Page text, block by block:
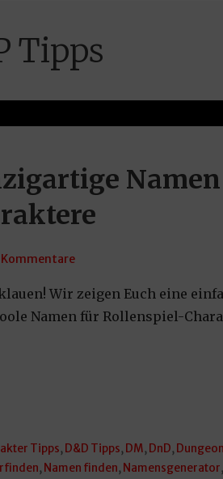
Tipps
Wir zeigen Euch eine
Namen für Rollenspiel-
Tipps, D&D Tipps, DM, DnD,
, Namen finden, Namensgenerator,